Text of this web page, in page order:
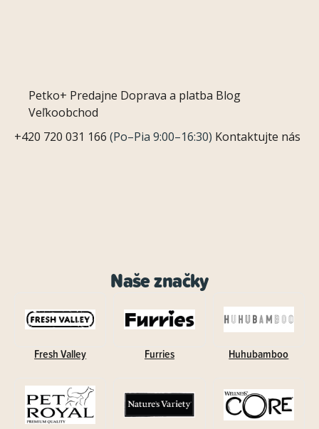
Petko+ Predajne Doprava a platba Blog
Veľkoobchod
+420 720 031 166 (Po–Pia 9:00–16:30) Kontaktujte nás
Naše značky
Fresh Valley Furries Huhubamboo